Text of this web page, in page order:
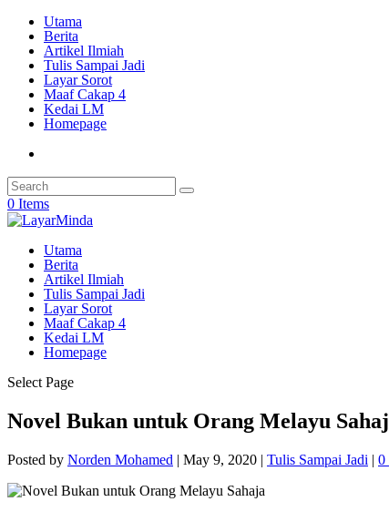
Utama
Berita
Artikel Ilmiah
Tulis Sampai Jadi
Layar Sorot
Maaf Cakap 4
Kedai LM
Homepage
0 Items
Utama
Berita
Artikel Ilmiah
Tulis Sampai Jadi
Layar Sorot
Maaf Cakap 4
Kedai LM
Homepage
Select Page
Novel Bukan untuk Orang Melayu
Posted by Norden Mohamed | May 9, 2020 | Tulis Sampai Jadi | 0